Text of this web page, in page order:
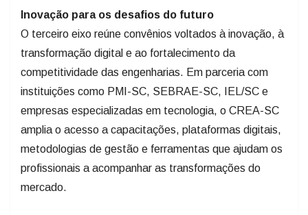
Inovação para os desafios do futuro
O terceiro eixo reúne convênios voltados à inovação, à
transformação digital e ao fortalecimento da
competitividade das engenharias. Em parceria com
instituições como PMI-SC, SEBRAE-SC, IEL/SC e
empresas especializadas em tecnologia, o CREA-SC
amplia o acesso a capacitações, plataformas digitais,
metodologias de gestão e ferramentas que ajudam os
profissionais a acompanhar as transformações do
mercado.